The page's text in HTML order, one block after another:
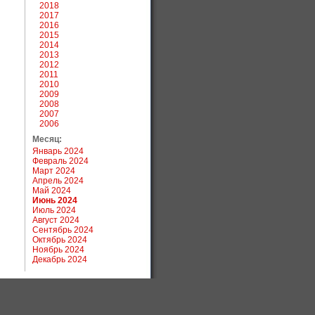
2018
2017
2016
2015
2014
2013
2012
2011
2010
2009
2008
2007
2006
Месяц:
Январь 2024
Февраль 2024
Март 2024
Апрель 2024
Май 2024
Июнь 2024
Июль 2024
Август 2024
Сентябрь 2024
Октябрь 2024
Ноябрь 2024
Декабрь 2024